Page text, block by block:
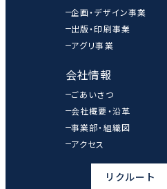
企画・デザイン事業
出版・印刷事業
アグリ事業
会社情報
ごあいさつ
会社概要・沿革
事業部・組織図
アクセス
リクルート